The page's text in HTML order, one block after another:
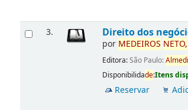
3. Direito dos
por MEDEIROS NETO,
Editora:São Paulo:
Disponibilidade:Itens
Reservar